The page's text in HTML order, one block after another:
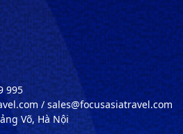
995
/ sales@focusasiatravel.com
Võ, Hà Nội